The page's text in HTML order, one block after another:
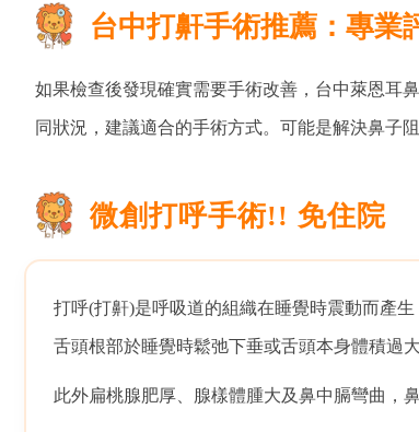
台中打鼾手術推薦：專業
如果檢查後發現確實需要手術改善，台中萊恩耳
同狀況，建議適合的手術方式。可能是解決鼻子
微創打呼手術!! 免住院
打呼(打鼾)是呼吸道的組織在睡覺時震動而產
舌頭根部於睡覺時鬆弛下垂或舌頭本身體積過大
此外扁桃腺肥厚、腺樣體腫大及鼻中膈彎曲，